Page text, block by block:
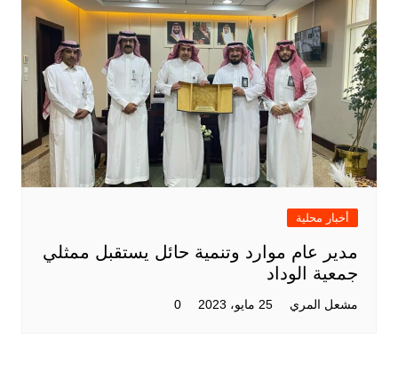
أخبار محلية
مدير عام موارد وتنمية حائل يستقبل ممثلي
جمعية الوداد
مشعل المري 25 مايو، 2023 0